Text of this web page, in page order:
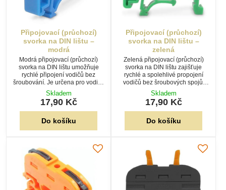
Připojovací (průchozí)
svorka na DIN lištu –
modrá
Modrá připojovací (průchozí)
svorka na DIN lištu umožňuje
rychlé připojení vodičů bez
šroubování. Je určena pro vodiče
0,08–4,0 mm², proud 32 A a
napětí 400 V.
Skladem
17,90 Kč
Do košíku
Připojovací (průchozí)
svorka na DIN lištu –
zelená
Zelená připojovací (průchozí)
svorka na DIN lištu zajišťuje
rychlé a spolehlivé propojení
vodičů bez šroubových spojů.
Vhodná pro vodiče 0,08–4,0
mm², jmenovitý proud 32 A a
napětí 400 V.
Skladem
17,90 Kč
Do košíku